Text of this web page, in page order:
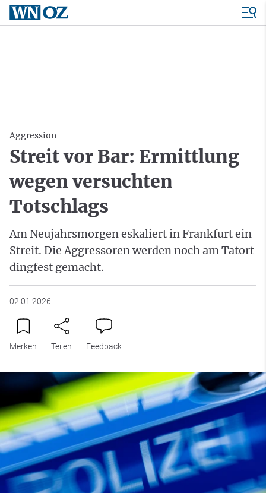
Aggression
Streit vor Bar: Ermittlung
wegen versuchten
Totschlags
Am Neujahrsmorgen eskaliert in Frankfurt ein
Streit. Die Aggressoren werden noch am Tatort
dingfest gemacht.
02.01.2026
Merken Teilen Feedback